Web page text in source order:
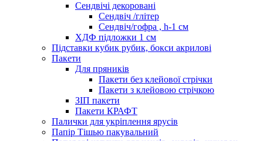
Сендвічі декоровані
Сендвіч /глітер
Сендвіч/гофра , h-1 см
ХДФ підложки 1 см
Підставки кубик рубик, бокси акрилові
Пакети
Для пряників
Пакети без клейової стрічки
Пакети з клейовою стрічкою
ЗІП пакети
Пакети КРАФТ
Палички для укріплення ярусів
Папір Тішью пакувальний